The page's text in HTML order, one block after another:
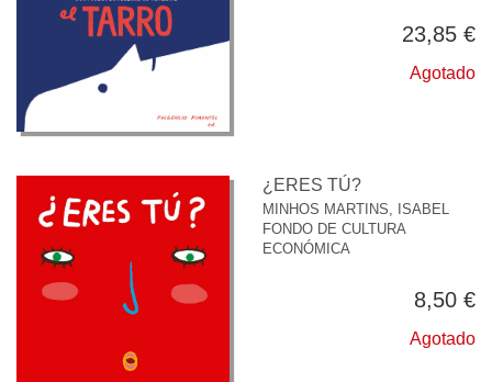
23,85 €
Agotado
¿ERES TÚ?
MINHOS MARTINS, ISABEL
FONDO DE CULTURA
ECONÓMICA
8,50 €
Agotado